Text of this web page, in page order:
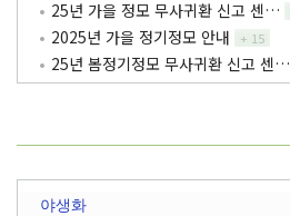
25년 가을 정모 무사귀환 신고 센…
2025년 가을 정기정모 안내
+ 15
25년 봄정기정모 무사귀환 신고 센…
야생화